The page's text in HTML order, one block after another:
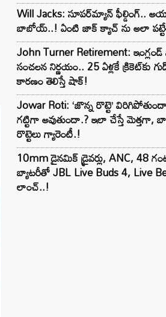
Will Jacks: సూపర్‌మ్యాన్ ఫీల్డింగ్..
బాబోయ్..! ఏంటి జాక్ క్యాచ్ ను అలా
John Turner Retirement: ఇంగ్లండ్
సంచలన నిర్ణయం.. 25 ఏళ్లకే క్రికెట్‌కు
కారణం తెలిస్తే షాక్!
Jowar Roti: ‘జొన్న రొట్టె’
గట్టిగా అవుతుందా.? ఇలా చేస్తే
రొట్టెలు గ్యారెంటీ.!
10mm డైనమిక్ డ్రైవర్లు, ANC, 48
బ్యాటరీతో JBL Live Buds 4, Live
లాంచ్..!